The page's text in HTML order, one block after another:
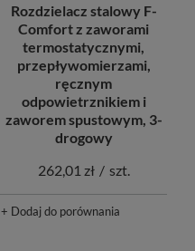
Rozdzielacz stalowy F-
Comfort z zaworami
termostatycznymi,
przepływomierzami,
ręcznym
odpowietrznikiem i
zaworem spustowym, 3-
drogowy
262,01 zł / szt.
+ Dodaj do porównania